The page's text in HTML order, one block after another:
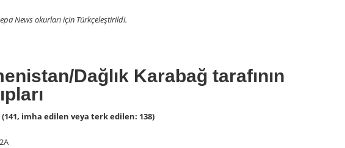
News okurları için Türkçeleştirildi.
Dağlık Karabağ tarafının
imha edilen veya terk edilen: 138)